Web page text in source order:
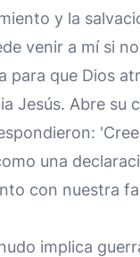
y la
venir a mí si
para que Dios
Jesús. Abre su
una
con nuestra
implica